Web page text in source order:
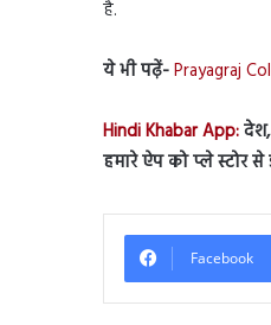
है.
ये भी पढ़ें-Prayagraj
Hindi Khabar App:
हमारे ऐप को प्ले स्टोर से
Facebook